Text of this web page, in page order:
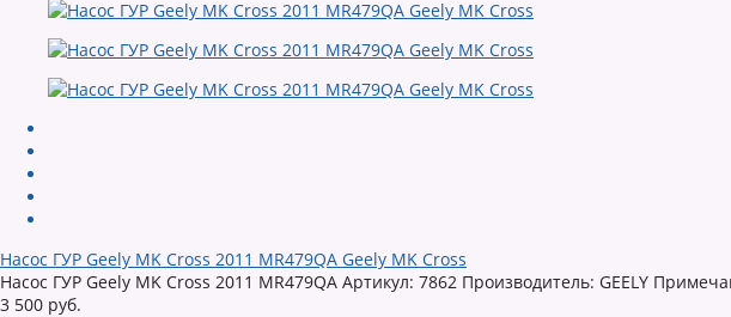
Насос ГУР Geely MK Cross 2011 MR479QA Geely MK Cross
Насос ГУР Geely MK Cross 2011 MR479QA Артикул: 7862 Производитель: GEELY
3 500 руб.